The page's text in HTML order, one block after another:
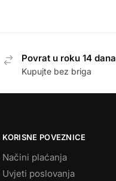
Povrat u roku 14 dana
Kupujte bez briga
KORISNE POVEZNICE
Načini plaćanja
Uvjeti poslovanja